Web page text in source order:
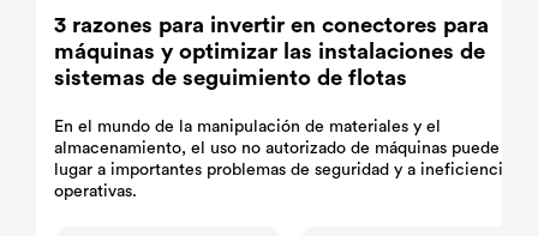
3 razones para invertir en conectores para
máquinas y optimizar las instalaciones de
sistemas de seguimiento de flotas
En el mundo de la manipulación de materiales y el
almacenamiento, el uso no autorizado de máquinas puede dar
lugar a importantes problemas de seguridad y a ineficiencias
operativas.